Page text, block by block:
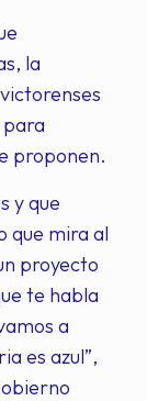
la
proponen.
y que
que mira al
proyecto
te habla
a
es azul”,